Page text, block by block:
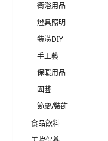
衛浴用品
燈具照明
裝潢DIY
手工藝
保暖用品
園藝
節慶/裝飾
食品飲料